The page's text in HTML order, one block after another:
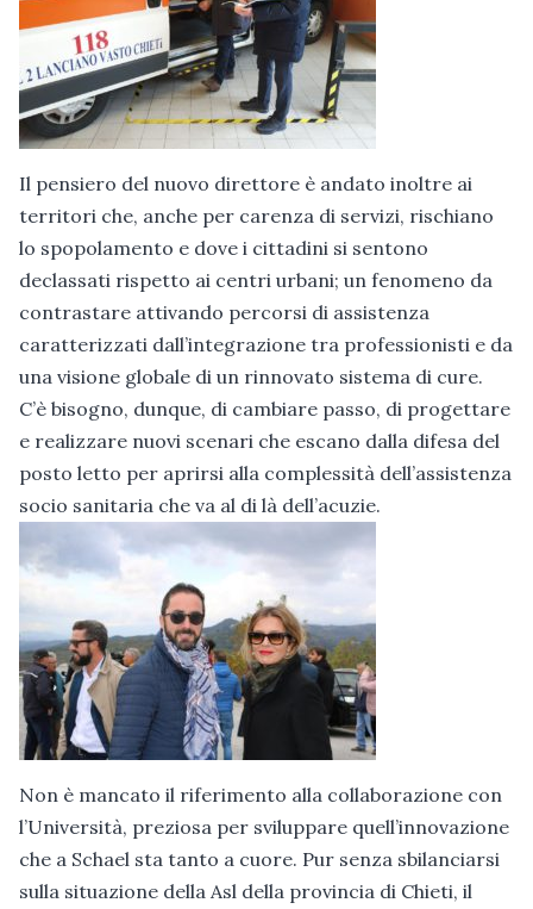
Il pensiero del nuovo direttore è andato inoltre ai
territori che, anche per carenza di servizi, rischiano
lo spopolamento e dove i cittadini si sentono
declassati rispetto ai centri urbani; un fenomeno da
contrastare attivando percorsi di assistenza
caratterizzati dall’integrazione tra professionisti e da
una visione globale di un rinnovato sistema di cure.
C’è bisogno, dunque, di cambiare passo, di progettare
e realizzare nuovi scenari che escano dalla difesa del
posto letto per aprirsi alla complessità dell’assistenza
socio sanitaria che va al di là dell’acuzie.
Non è mancato il riferimento alla collaborazione con
l’Università, preziosa per sviluppare quell’innovazione
che a Schael sta tanto a cuore. Pur senza sbilanciarsi
sulla situazione della Asl della provincia di Chieti, il